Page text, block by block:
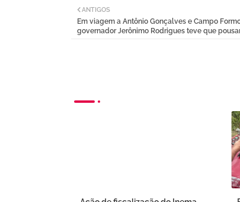
ANTIGOS
Em viagem a Antônio Gonçalves e Campo
governador Jerônimo Rodrigues teve que